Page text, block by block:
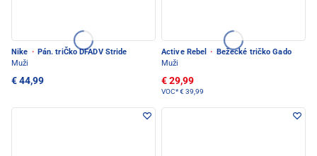
Nike · Pán. triČko DFADV Stride
Muži
€ 44,99
Active Rebel · Bežecké tričko Gado
Muži
€ 29,99
VOC*€ 39,99